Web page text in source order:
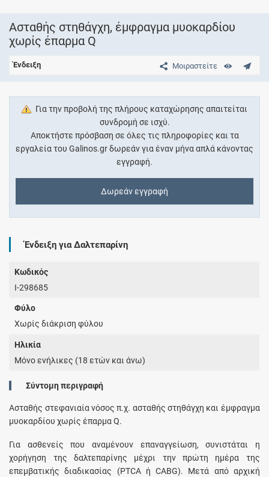
Ασταθής στηθάγχη, έμφραγμα μυοκαρδίου
χωρίς έπαρμα Q
Μοιραστείτε
Ένδειξη
Για την προβολή της πλήρους καταχώρησης απαιτείται
συνδρομή σε ισχύ.
Αποκτήστε πρόσβαση σε όλες τις πληροφορίες και τα
εργαλεία του Galinos.gr δωρεάν για έναν μήνα απλά κάνοντας
εγγραφή.
Δωρεάν εγγραφή
Ένδειξη για Δαλτεπαρίνη
Κωδικός
I-298685
Φύλο
Χωρίς διάκριση φύλου
Ηλικία
Μόνο ενήλικες (18 ετών και άνω)
Σύντομη περιγραφή
Ασταθής στεφανιαία νόσος π.χ. ασταθής στηθάγχη και έμφραγμα
μυοκαρδίου χωρίς έπαρμα Q.
Για ασθενείς που αναμένουν επαναγγείωση, συνιστάται η
χορήγηση της δαλτεπαρίνης μέχρι την πρώτη ημέρα της
επεμβατικής διαδικασίας (PTCA ή CABG). Μετά από αρχική